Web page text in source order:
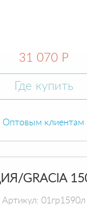
31 070 Р
Где купить
Оптовым клиентам
GRACIA
Артикул: 01гр1590л